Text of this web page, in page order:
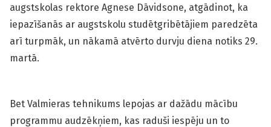
augstskolas rektore Agnese Dāvidsone, atgādinot, ka
iepazīšanās ar augstskolu studētgribētājiem paredzēta
arī turpmāk, un nākamā atvērto durvju diena notiks 29.
martā.
Bet Valmieras tehnikums lepojas ar dažādu mācību
programmu audzēkņiem, kas raduši iespēju un to